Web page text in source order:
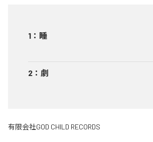
1 ： 睡
2 ： 劇
有限会社GOD CHILD RECORDS